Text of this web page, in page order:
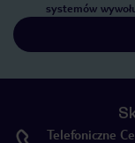
systemów
Telefoniczne